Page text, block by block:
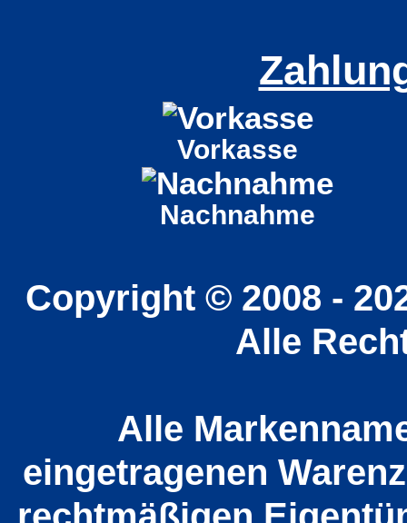
Vorkasse
Nachnahme
Copyright © 2008 -
Alle
Alle
eingetragenen